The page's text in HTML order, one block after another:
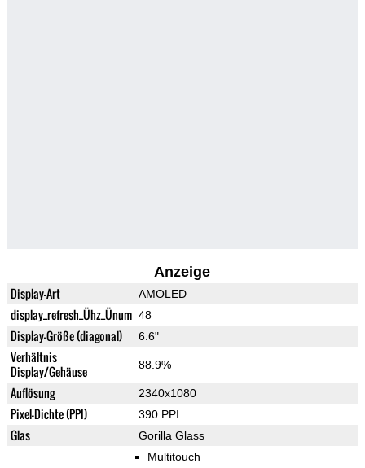
Anzeige
Display-Art AMOLED
display_refresh_Ühz_Ünum 48
Display-Größe (diagonal) 6.6"
Verhältnis
Display/Gehäuse
88.9%
Auflösung 2340x1080
Pixel-Dichte (PPI) 390 PPI
Glas Gorilla Glass
Multitouch